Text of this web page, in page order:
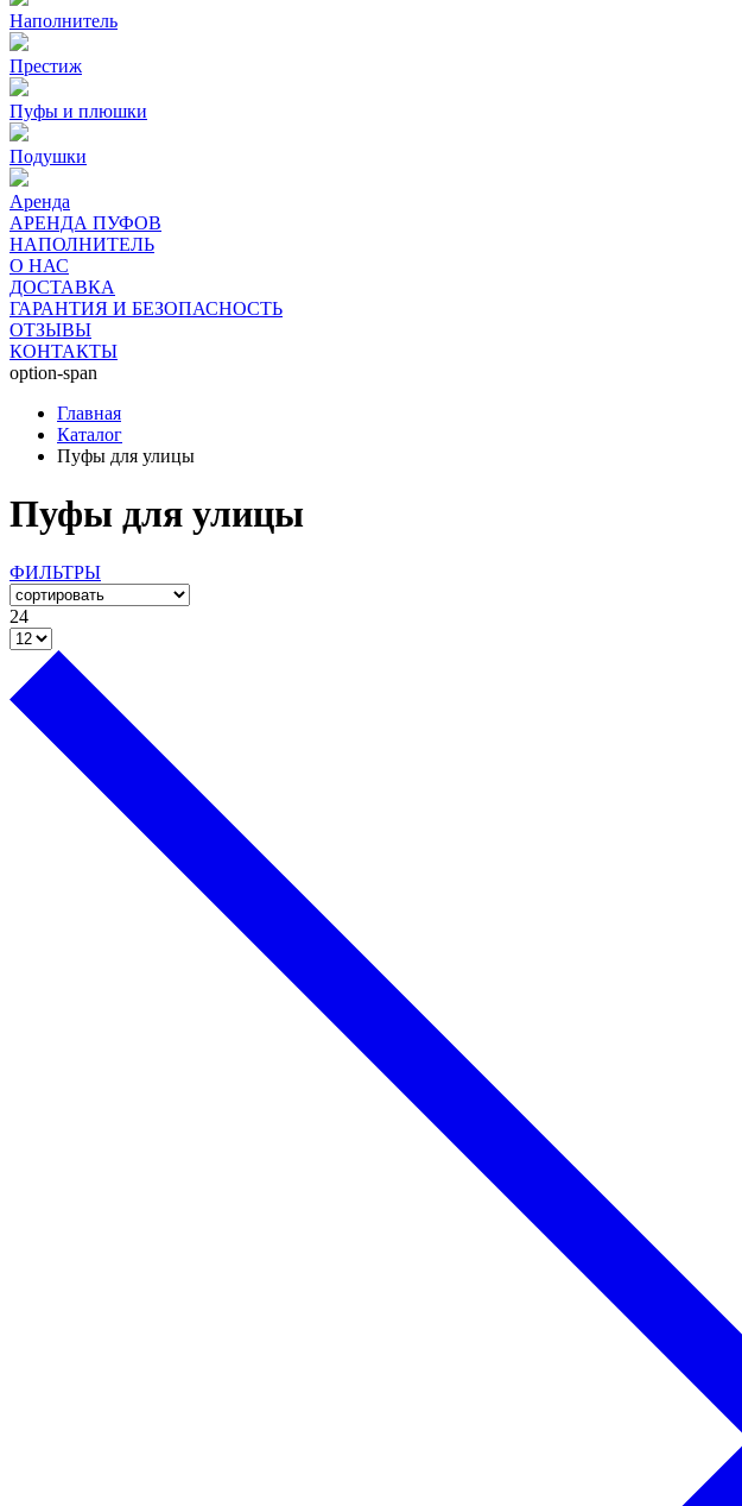
Наполнитель
Престиж
Пуфы и плюшки
Подушки
Аренда
АРЕНДА ПУФОВ
НАПОЛНИТЕЛЬ
О НАС
ДОСТАВКА
ГАРАНТИЯ И БЕЗОПАСНОСТЬ
ОТЗЫВЫ
КОНТАКТЫ
option-span
Главная
Каталог
Пуфы для улицы
Пуфы для улицы
ФИЛЬТРЫ
24